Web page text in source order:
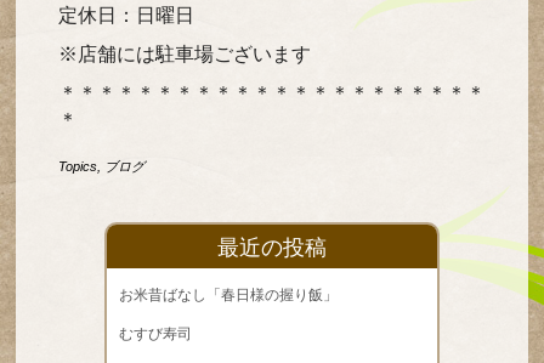
定休日：日曜日
※店舗には駐車場ございます
＊＊＊＊＊＊＊＊＊＊＊＊＊＊＊＊＊＊＊＊＊＊
＊
Topics, ブログ
最近の投稿
お米昔ばなし「春日様の握り飯」
むすび寿司